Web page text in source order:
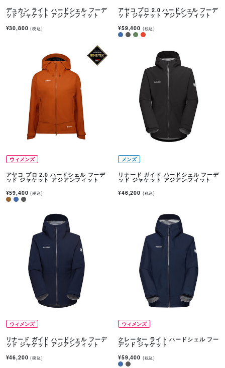
デュカン ライト ハードシェル フーデ
ッド ジャケット アジアンフィット
¥30,800(税込)
アヤコ プロ 2.0 ハードシェル フーデ
ッド ジャケット アジアンフィット
¥59,400 (税込)
ウィメンズ
アヤコ プロ 2.0 ハードシェル フーデ
ッド ジャケット アジアンフィット
¥59,400(税込)
メンズ
リナード ガイド ハードシェル フーデ
ッド ジャケット アジアンフィット
¥46,200 (税込)
ウィメンズ
リナード ガイド ハードシェル フーデ
ッド ジャケット アジアンフィット
¥46,200(税込)
ウィメンズ
クレーター ライト ハードシェル フー
デッド ジャケット
¥59,400 (税込)